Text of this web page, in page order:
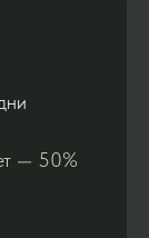
— 50%